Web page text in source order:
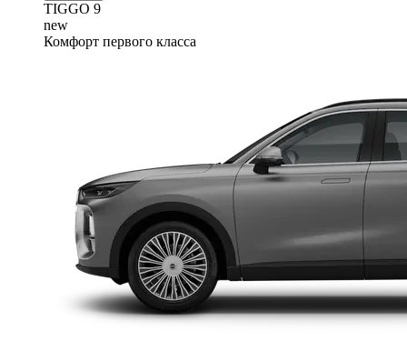
TIGGO 9
new
Комфорт первого класса